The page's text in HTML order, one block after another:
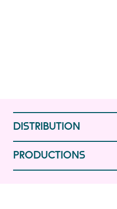
DISTRIBUTION
PRODUCTIONS